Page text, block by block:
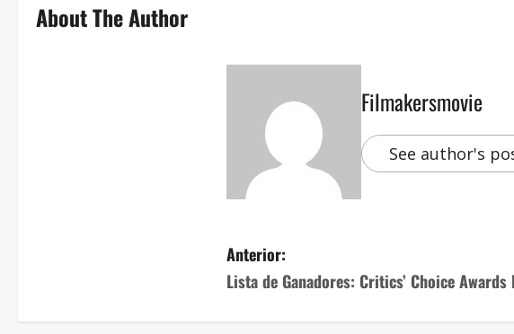
About The Author
Filmakersmovie
See author's
Anterior:
Lista de Ganadores: Critics’ Choice Awards